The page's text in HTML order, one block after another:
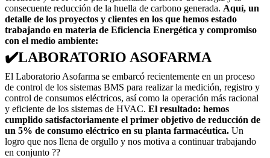
consecuente reducción de la huella de carbono generada. Aquí, un
detalle de los proyectos y clientes en los que hemos estado
trabajando en materia de Eficiencia Energética y compromiso
con el medio ambiente:
✔️LABORATORIO ASOFARMA
El Laboratorio Asofarma se embarcó recientemente en un proceso
de control de los sistemas BMS para realizar la medición, registro y
control de consumos eléctricos, así como la operación más racional
y eficiente de los sistemas de HVAC. El resultado: hemos
cumplido satisfactoriamente el primer objetivo de reducción de
un 5% de consumo eléctrico en su planta farmacéutica. Un
logro que nos llena de orgullo y nos motiva a continuar trabajando
en conjunto ??